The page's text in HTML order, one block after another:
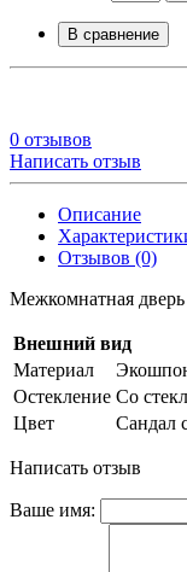
В сравнение
0 отзывов
Написать отзыв
Описание
Отзывов (0)
Межкомнатная
Внешний вид
Материал
Остекление Со
Цвет
Сандал
Написать отзыв
Ваше имя: